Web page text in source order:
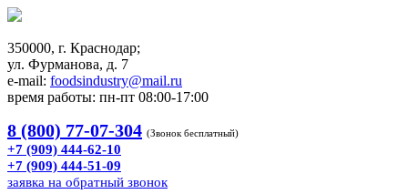
350000, г. Краснодар;
ул. Фурманова, д. 7
e-mail: foodsindustry@mail.ru
время работы: пн-пт 08:00-17:00
8 (800) 77-07-304 (Звонок бесплатный)
+7 (909) 444-62-10
+7 (909) 444-51-09
заявка на обратный звонок